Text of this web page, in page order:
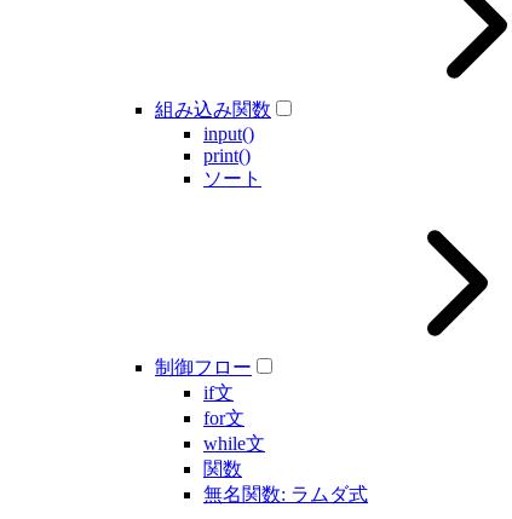
組み込み関数
input()
print()
ソート
制御フロー
if文
for文
while文
関数
無名関数: ラムダ式